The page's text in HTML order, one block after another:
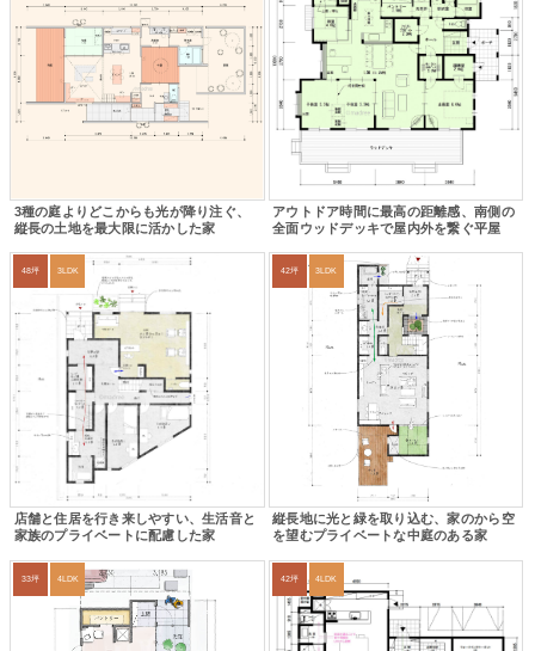
3種の庭よりどこからも光が降り注ぐ、
縦長の土地を最大限に活かした家
アウトドア時間に最高の距離感、南側の
全面ウッドデッキで屋内外を繋ぐ平屋
48坪 3LDK
店舗と住居を行き来しやすい、生活音と
家族のプライベートに配慮した家
42坪 3LDK
縦長地に光と緑を取り込む、家のから空
を望むプライベートな中庭のある家
33坪 4LDK 42坪 4LDK